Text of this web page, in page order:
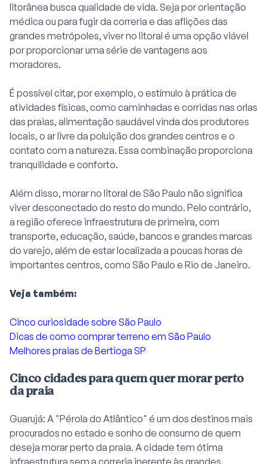
litorânea busca qualidade de vida. Seja por orientação
médica ou para fugir da correria e das aflições das
grandes metrópoles, viver no litoral é uma opção viável
por proporcionar uma série de vantagens aos
moradores.
É possível citar, por exemplo, o estímulo à prática de
atividades físicas, como caminhadas e corridas nas orlas
das praias, alimentação saudável vinda dos produtores
locais, o ar livre da poluição dos grandes centros e o
contato com a natureza. Essa combinação proporciona
tranquilidade e conforto.
Além disso, morar no litoral de São Paulo não significa
viver desconectado do resto do mundo. Pelo contrário,
a região oferece infraestrutura de primeira, com
transporte, educação, saúde, bancos e grandes marcas
do varejo, além de estar localizada a poucas horas de
importantes centros, como São Paulo e Rio de Janeiro.
Veja também:
Cinco curiosidade sobre São Paulo
Dicas de como comprar terreno em São Paulo
Melhores praias de Bertioga SP
Cinco cidades para quem quer morar perto
da praia
Guarujá: A "Pérola do Atlântico" é um dos destinos mais
procurados no estado e sonho de consumo de quem
deseja morar perto da praia. A cidade tem ótima
infraestrutura sem a correria inerente às grandes